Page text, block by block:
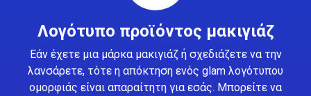
Λογότυπο προϊόντος μακιγιάζ
Εάν έχετε μια μάρκα μακιγιάζ ή σχεδιάζετε να την
λανσάρετε, τότε η απόκτηση ενός glam λογότυπου
ομορφιάς είναι απαραίτητη για εσάς. Μπορείτε να